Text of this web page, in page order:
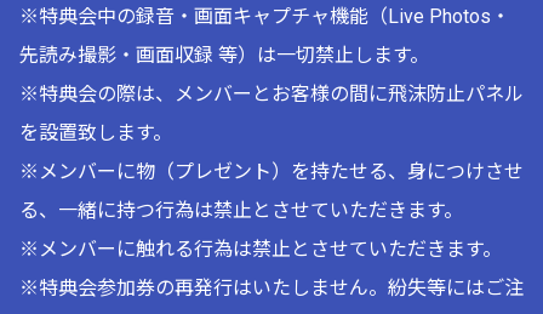
※特典会中の録音・画面キャプチャ機能（Live Photos・
先読み撮影・画面収録 等）は一切禁止します。
※特典会の際は、メンバーとお客様の間に飛沫防止パネル
を設置致します。
※メンバーに物（プレゼント）を持たせる、身につけさせ
る、一緒に持つ行為は禁止とさせていただきます。
※メンバーに触れる行為は禁止とさせていただきます。
※特典会参加券の再発行はいたしません。紛失等にはご注